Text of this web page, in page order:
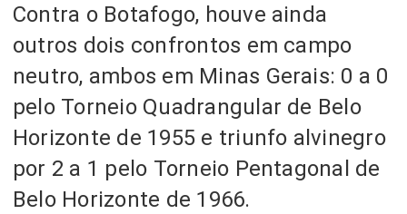
Contra o Botafogo, houve ainda
outros dois confrontos em campo
neutro, ambos em Minas Gerais: 0 a 0
pelo Torneio Quadrangular de Belo
Horizonte de 1955 e triunfo alvinegro
por 2 a 1 pelo Torneio Pentagonal de
Belo Horizonte de 1966.